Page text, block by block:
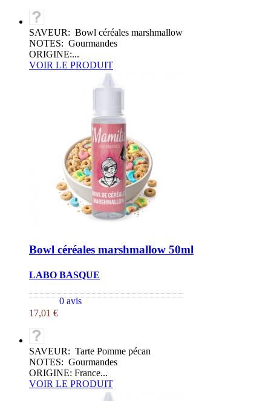
SAVEUR: Bowl céréales marshmallow
NOTES: Gourmandes
ORIGINE:...
VOIR LE PRODUIT
Bowl céréales marshmallow 50ml
LABO BASQUE
0 avis
17,01 €
SAVEUR: Tarte Pomme pécan
NOTES: Gourmandes
ORIGINE: France...
VOIR LE PRODUIT